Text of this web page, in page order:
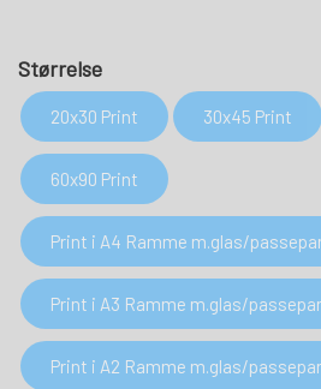
Størrelse
20x30 Print 30x45 Print
60x90 Print
Print i A4 Ramme m.glas/
Print i A3 Ramme m.glas/
Print i A2 Ramme m.glas/